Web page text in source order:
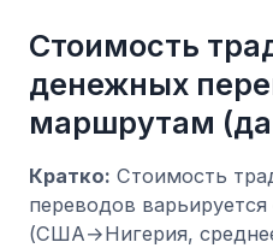
Стоимость
денежных
маршрутам
Кратко: Стоимость
переводов
(США→Нигерия,